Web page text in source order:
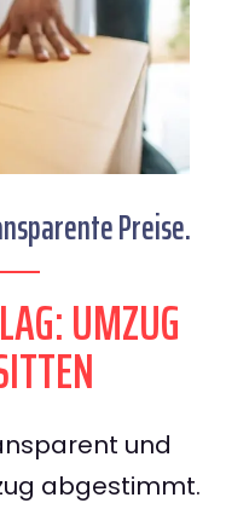
Preise.
UMZUG
und
abgestimmt.